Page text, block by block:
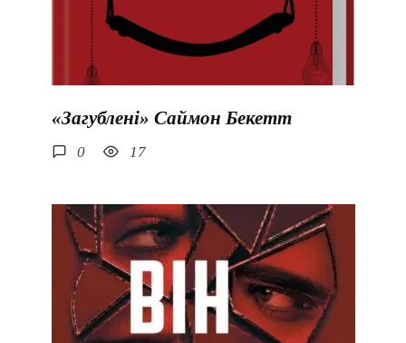
«Загублені» Саймон Бекетт
0 17